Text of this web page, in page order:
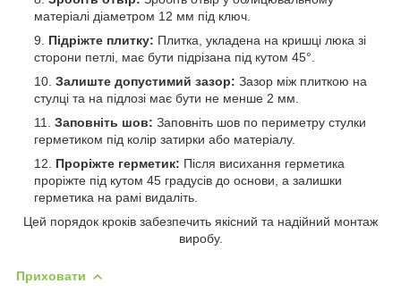
матеріалі діаметром 12 мм під ключ.
Підріжте плитку: Плитка, укладена на кришці люка зі
сторони петлі, має бути підрізана під кутом 45°.
Залиште допустимий зазор: Зазор між плиткою на
стулці та на підлозі має бути не менше 2 мм.
Заповніть шов: Заповніть шов по периметру стулки
герметиком під колір затирки або матеріалу.
Проріжте герметик: Після висихання герметика
проріжте під кутом 45 градусів до основи, а залишки
герметика на рамі видаліть.
Цей порядок кроків забезпечить якісний та надійний монтаж
виробу.
Приховати